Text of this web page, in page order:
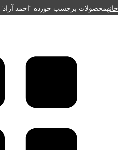
خانهمحصولات برچسب خورده “احمد آزاد”